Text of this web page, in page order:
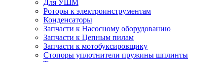
Для УШМ
Роторы к электроинструментам
Конденсаторы
Запчасти к Насосному оборудованию
Запчасти к Цепным пилам
Запчасти к мотобуксировщику
Стопоры уплотнители пружины шплинты